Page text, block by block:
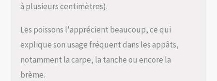
à plusieurs centimètres).
Les poissons l'apprécient beaucoup, ce qui
explique son usage fréquent dans les appâts,
notamment la carpe, la tanche ou encore la
brème.